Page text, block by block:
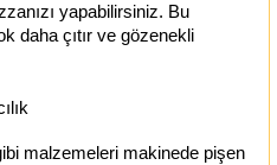
yapabilirsiniz. Bu
daha çıtır ve gözenekli
malzemeleri makinede pişen